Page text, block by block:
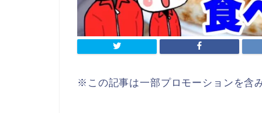
※この記事は一部プロモーションを含